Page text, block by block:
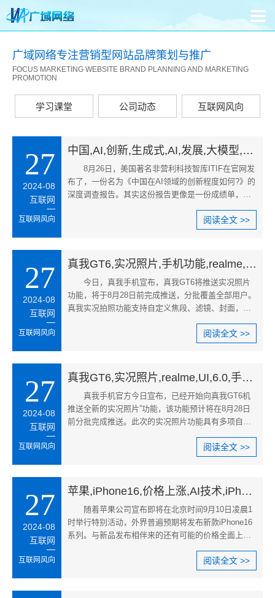
广域网络专注营销型网站品牌策划与推广
FOCUS MARKETING WEBSITE BRAND PLANNING AND MARKETING
PROMOTION
学习课堂 公司动态 互联网风向
27
2024-08
互联网
互联网风向
中国,AI,创新,生成式,AI,发展,大模型,研究,AI,行业,投资,中国,AI,研究现状,生成式,AI,比较
8月26日，美国著名非营利科技智库ITIF在官网发
布了，一份名为《中国在AI领域的创新程度如何?》的
深度调查报告。其实这份报告更像是一份成绩单，主
阅读全文 >>
27
2024-08
互联网
互联网风向
真我GT6,实况照片,手机功能,realme,UI,6.0,真我实况拍照,手机摄影功能
今日，真我手机宣布，真我GT6将推送实况照片
功能，将于8月28日前完成推送，分批覆盖全部用户。
真我实况拍照功能支持自定义焦段、滤镜、封面，并
阅读全文 >>
27
2024-08
互联网
互联网风向
真我GT6,实况照片,realme,UI,6.0,手机摄影,真我手机新功能,实况照片自定义
真我手机官方今日宣布，已经开始向真我GT6机
推送全新的实况照片”功能，该功能预计将在8月28日
前分批完成推送。此次的实况照片功能具有多项自定
阅读全文 >>
27
2024-08
互联网
互联网风向
苹果,iPhone16,价格上涨,AI技术,iPhone16价格预测,苹果新品发布会
随着苹果公司宣布即将在北京时间9月10日凌晨1
时举行特别活动，外界普遍预期将发布新款iPhone16
系列。与新品发布相伴来的还有可能的价格全面上
阅读全文 >>